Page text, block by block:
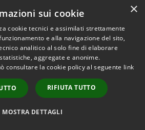
×
sui cookie
cookie tecnici e assimilati strettamente
e alla navigazione del sito,
analitico al solo fine di elaborare
aggregate e anonime.
consultare la cookie policy al seguente link
RIFIUTA TUTTO
MOSTRA DETTAGLI